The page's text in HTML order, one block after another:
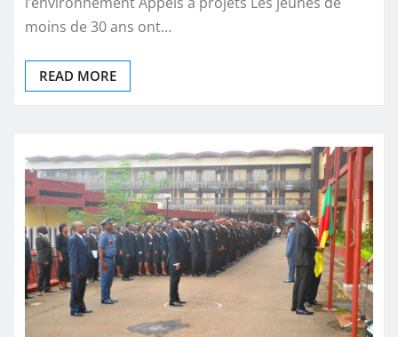
moins de 30 ans ont…
READ MORE